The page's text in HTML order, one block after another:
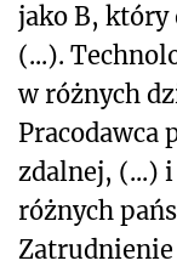
jako B, który
(...).
w różnych
Pracodawca
zdalnej, (...)
różnych